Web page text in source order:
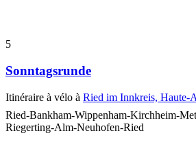
5
Sonntagsrunde
Itinéraire à vélo à Ried im Innkreis, Haute-
Ried-Bankham-Wippenham-Kirchheim-
Riegerting-Alm-Neuhofen-Ried